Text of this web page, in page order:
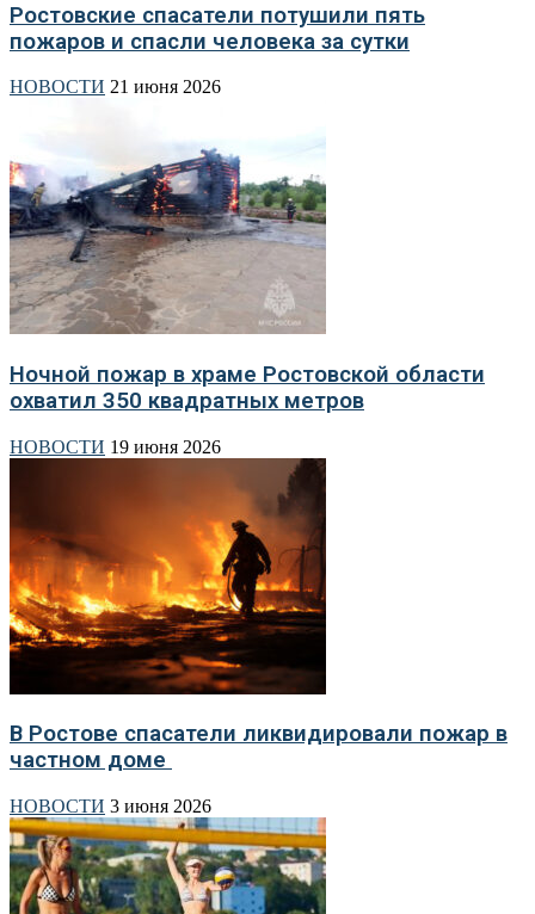
Ростовские спасатели потушили пять
пожаров и спасли человека за сутки
НОВОСТИ 21 июня 2026
Ночной пожар в храме Ростовской области
охватил 350 квадратных метров
НОВОСТИ 19 июня 2026
В Ростове спасатели ликвидировали пожар в
частном доме
НОВОСТИ 3 июня 2026